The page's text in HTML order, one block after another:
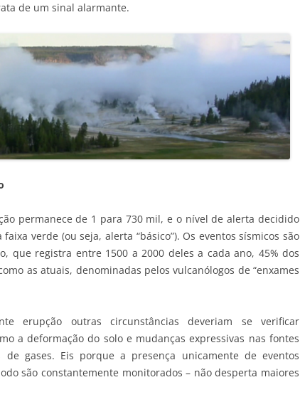
de um sinal alarmante.
permanece de 1 para 730 mil, e o nível de alerta decidido
verde (ou seja, alerta “básico”). Os eventos sísmicos são
que registra entre 1500 a 2000 deles a cada ano, 45% dos
as atuais, denominadas pelos vulcanólogos de “enxames
erupção outras circunstâncias deveriam se verificar
a deformação do solo e mudanças expressivas nas fontes
de gases. Eis porque a presença unicamente de eventos
são constantemente monitorados – não desperta maiores